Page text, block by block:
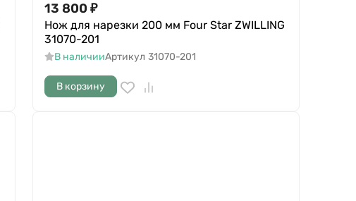
13 800 ₽
Нож для нарезки 200 мм Four Star ZWILLING
31070-201
В наличииАртикул 31070-201
В корзину